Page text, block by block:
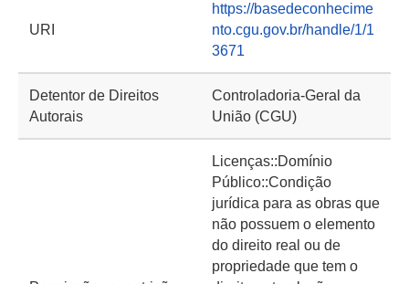
URI
https://basedeconhecime
nto.cgu.gov.br/handle/1/1
3671
Detentor de Direitos
Autorais
Controladoria-Geral da
União (CGU)
Licenças::Domínio
Público::Condição
jurídica para as obras que
não possuem o elemento
do direito real ou de
propriedade que tem o